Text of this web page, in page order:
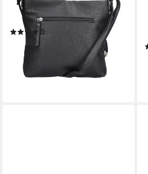
Schultertasche, Damen
Handtasche mit Außenfächer
(5)
44,95 €
lieferbar - in 1-2 Werktagen bei dir